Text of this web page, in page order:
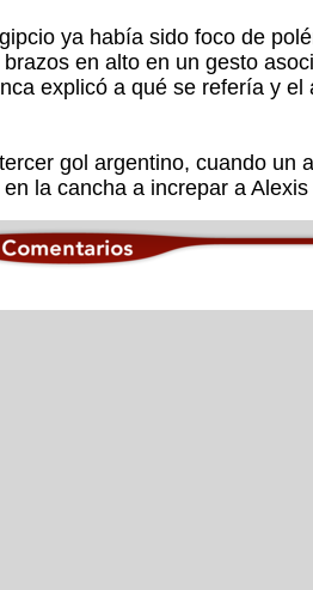
ya había sido foco de
en alto en un gesto
explicó a qué se refería y el
gol argentino, cuando un
la cancha a increpar a Alexis